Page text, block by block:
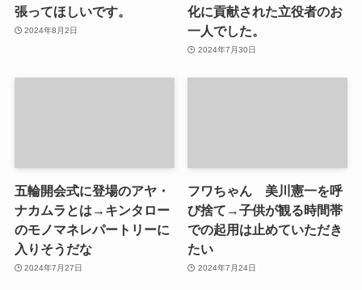
張ってほしいです。
2024年8月2日
化に貢献された立役者のお
一人でした。
2024年7月30日
五輪開会式に登場のアヤ・
ナカムラとは→キンタロー
のモノマネレパートリーに
入りそうだな
2024年7月27日
フワちゃん 美川憲一を呼
び捨て→子供が観る時間帯
での起用は止めていただき
たい
2024年7月24日